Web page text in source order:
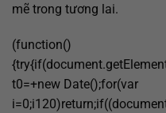
mẽ trong tương lai.
(function()
t0=+new Date();for(var